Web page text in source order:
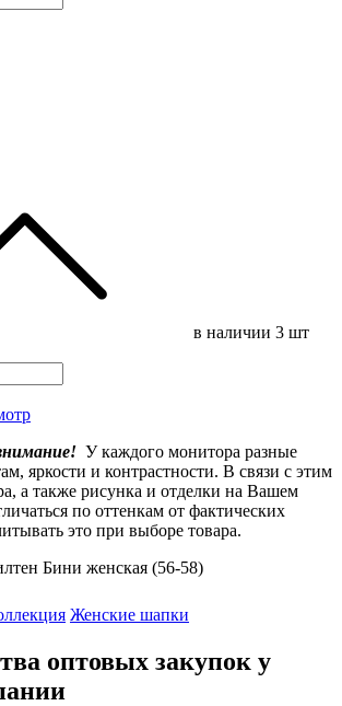
в наличии 3 шт
У каждого монитора разные
яркости и контрастности. В связи с этим
а также рисунка и отделки на Вашем
по оттенкам от фактических
это при выборе товара.
Бини женская (56-58)
Женские шапки
оптовых закупок у